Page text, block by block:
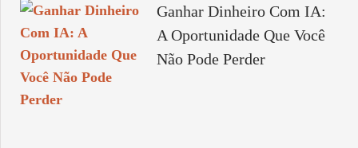
Ganhar Dinheiro Com IA:
A Oportunidade Que Você
Não Pode Perder